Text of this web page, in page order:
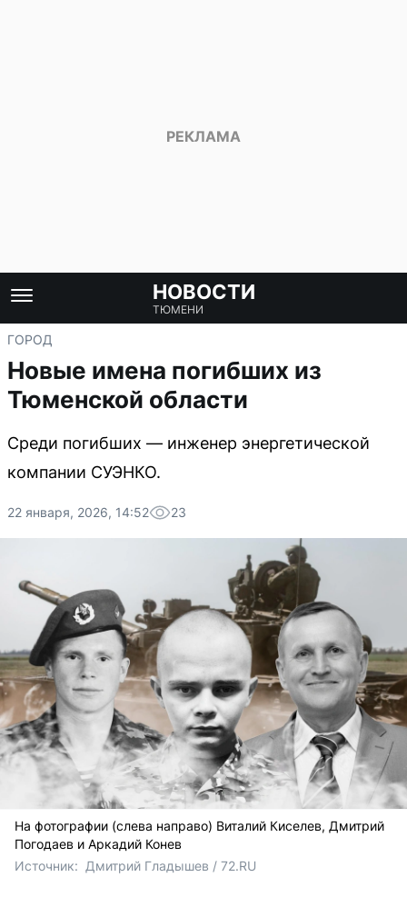
НОВОСТИ
ТЮМЕНИ
ГОРОД
Новые имена погибших из
Тюменской области
Среди погибших — инженер энергетической
компании СУЭНКО.
22 января, 2026, 14:52 23
На фотографии (слева направо) Виталий Киселев, Дмитрий
Погодаев и Аркадий Конев
Источник: Дмитрий Гладышев / 72.RU